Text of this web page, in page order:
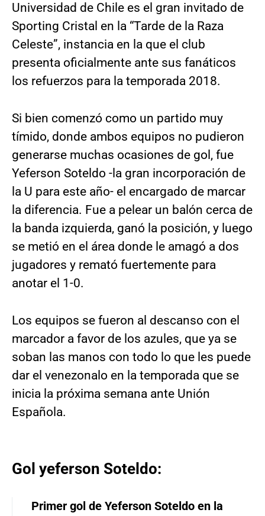
Universidad de Chile es el gran invitado de
Sporting Cristal en la “Tarde de la Raza
Celeste”, instancia en la que el club
presenta oficialmente ante sus fanáticos
los refuerzos para la temporada 2018.
Si bien comenzó como un partido muy
tímido, donde ambos equipos no pudieron
generarse muchas ocasiones de gol, fue
Yeferson Soteldo -la gran incorporación de
la U para este año- el encargado de marcar
la diferencia. Fue a pelear un balón cerca de
la banda izquierda, ganó la posición, y luego
se metió en el área donde le amagó a dos
jugadores y remató fuertemente para
anotar el 1-0.
Los equipos se fueron al descanso con el
marcador a favor de los azules, que ya se
soban las manos con todo lo que les puede
dar el venezonalo en la temporada que se
inicia la próxima semana ante Unión
Española.
Gol yeferson Soteldo:
Primer gol de Yeferson Soteldo en la